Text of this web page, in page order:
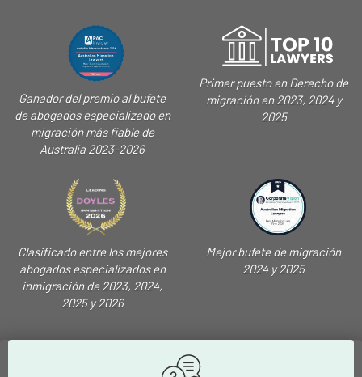
Ganador del premio al bufete
de abogados especializado en
migración más fiable de
Australia 2023-2026
Primer puesto en Derecho de
migración en 2023, 2024 y
2025
Clasificado entre los mejores
abogados especializados en
inmigración de 2023, 2024,
2025 y 2026
Mejor bufete de migración
2024 y 2025